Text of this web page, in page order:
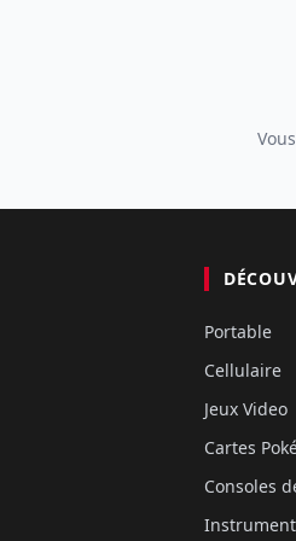
Portable
Cellulaire
Jeux Video
Cartes
Consoles